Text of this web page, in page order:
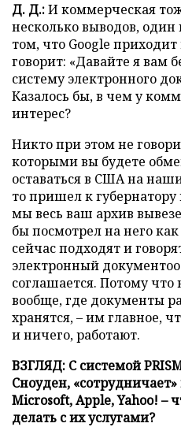
Д. Д.:И коммерческая
несколько выводов, один
том, что Google
говорит: «Давайте я вам
систему электронного
Казалось бы, в чем у
интерес?
Никто при этом не
которыми вы будете
оставаться в США на
то пришел к губернатору
мы весь ваш архив
бы посмотрел на него
сейчас подходят и
электронный
соглашается. Потому
вообще, где документы
хранятся, – им главное,
и ничего, работают.
ВЗГЛЯД: С системой
Сноуден,
Microsoft, Apple, Yahoo! –
делать с их услугами?